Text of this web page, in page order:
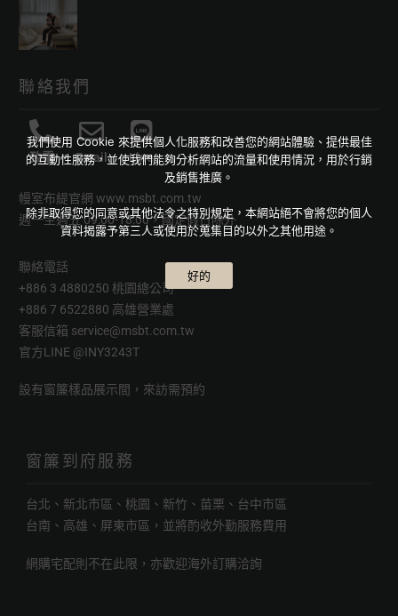
聯絡我們
致電 Email Line
幔室布緹官網www.msbt.com.tw
週一至週五 09:00-18:00，國定假日除外
聯絡電話
+886 3 4880250 桃園總公司
+886 7 6522880 高雄營業處
客服信箱 service@msbt.com.tw
官方LINE @INY3243T
設有窗簾樣品展示間，來訪需預約
窗簾到府服務
台北、新北市區、桃園、新竹、苗栗、台中市區
台南、高雄、屏東市區，並將酌收外勤服務費用
網購宅配則不在此限，亦歡迎海外訂購洽詢
我們使用 Cookie 來提供個人化服務和改善您的網站體驗、提供最佳
的互動性服務，並使我們能夠分析網站的流量和使用情況，用於行銷
及銷售推廣。
除非取得您的同意或其他法令之特別規定，本網站絕不會將您的個人
資料揭露予第三人或使用於蒐集目的以外之其他用途。
好的